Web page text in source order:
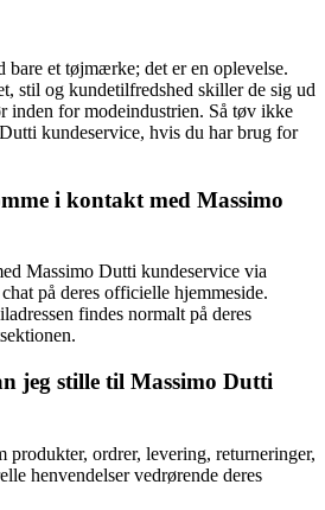
bare et tøjmærke; det er en oplevelse.
stil og kundetilfredshed skiller de sig ud
inden for modeindustrien. Så tøv ikke
kundeservice, hvis du har brug for
i kontakt med Massimo
Massimo Dutti kundeservice via
på deres officielle hjemmeside.
findes normalt på deres
jeg stille til Massimo Dutti
produkter, ordrer, levering, returneringer,
henvendelser vedrørende deres